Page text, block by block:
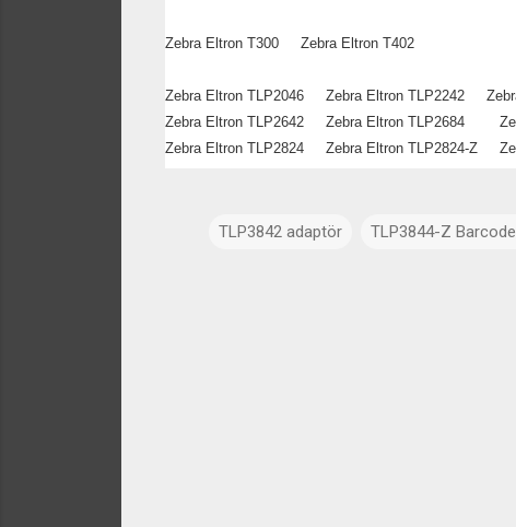
Zebra Eltron T300 Zebra Eltron T402
Zebra Eltron TLP2046 Zebra Eltron TLP2242
Zebra Eltron TLP2642 Zebra Eltron TLP2684
Zebra Eltron TLP2824 Zebra Eltron TLP2824-Z
TLP3842 adaptör TLP3844-Z